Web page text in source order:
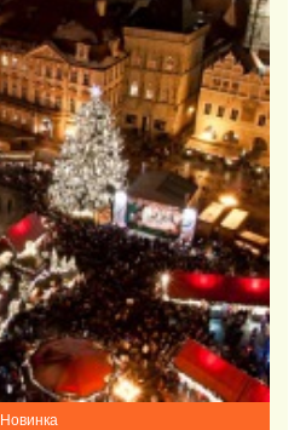
Новинка